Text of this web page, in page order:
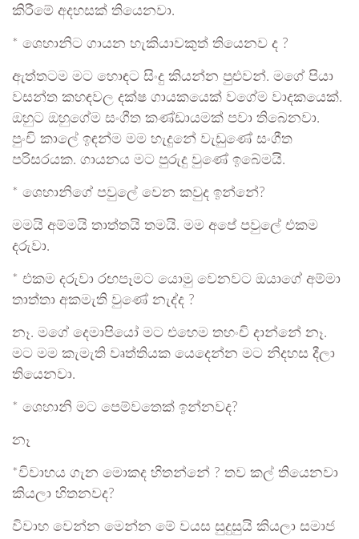
කිරීමේ අදහසක් තියෙනවා.
* ශෙහානිට ගායන හැකියාවකුත් තියෙනව ද ?
ඇත්තටම මට හොඳට සිංදු කියන්න පුළුවන්. මගේ පියා
වසන්ත කහඳවල දක්ෂ ගායකයෙක් වගේම වාදකයෙක්.
ඔහුට ඔහුගේම සංගීත කණ්ඩායමක් පවා තිබෙනවා.
පුංචි කාලේ ඉඳන්ම මම හැදුනේ වැඩුණේ සංගීත
පරිසරයක. ගායනය මට පුරුදු වුණේ ඉබේමයි.
* ශෙහානිගේ පවුලේ වෙන කවුද ඉන්නේ?
මමයි අම්මයි තාත්තයි තමයි. මම අපේ පවුලේ එකම
දරුවා.
* එකම දරුවා රඟපෑමට යොමු වෙනවට ඔයාගේ අම්මා
තාත්තා අකමැති වුණේ නැද්ද ?
නෑ. මගේ දෙමාපියෝ මට එහෙම තහංචි දාන්නේ නෑ.
මට මම කැමැති වෘත්තියක යෙදෙන්න මට නිදහස දීලා
තියෙනවා.
* ශෙහානි මට පෙම්වතෙක් ඉන්නවද?
නෑ
*විවාහය ගැන මොකද හිතන්නේ ? තව කල් තියෙනවා
කියලා හිතනවද?
විවාහ වෙන්න මෙන්න මේ වයස සුදුසුයි කියලා සමාජ